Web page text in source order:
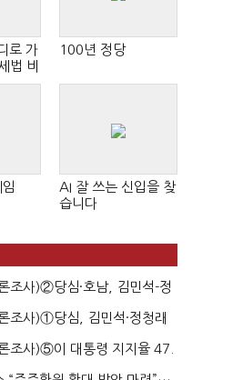
로 가
법 비
100년 정당
AI 잘 쓰는 신입을 찾
습니다
조사)②당심·호남, 김민석-정
전'...
조사)①당심, 김민석·정청래
대통령 ...
조사)⑤이 대통령 지지율 47.
일 만에 ...